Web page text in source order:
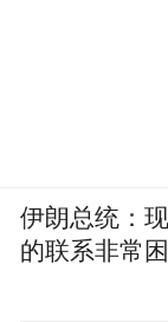
伊朗总统：
的联系非常